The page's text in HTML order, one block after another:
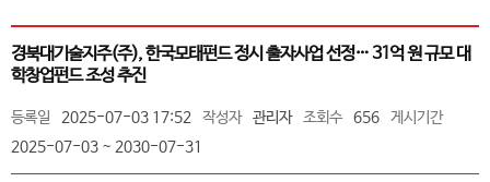
경북대기술지주(주), 한국모태펀드 정시 출자사업 선정… 31억 원 규모 대
학창업펀드 조성 추진
등록일 2025-07-03 17:52 작성자 관리자 조회수 656
게시기간
2025-07-03 ~ 2030-07-31